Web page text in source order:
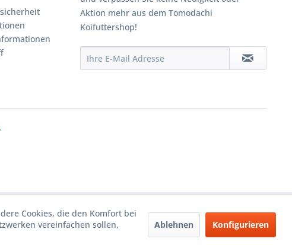
Aktion mehr aus dem Tomodachi
Koifuttershop!
.
Cookies, die den Komfort bei
vereinfachen sollen,
Ablehnen Konfigurieren